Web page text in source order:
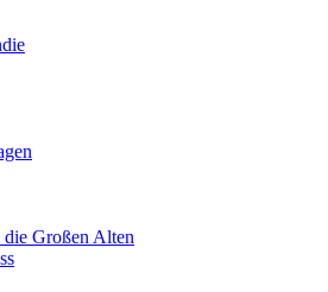
Großen Alten